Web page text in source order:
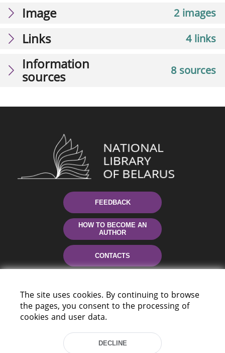
2 images
Image
4 links
Links
8 sources
Information
sources
FEEDBACK
HOW TO BECOME AN
AUTHOR
CONTACTS
The site uses cookies. By continuing to browse
the pages, you consent to the processing of
cookies and user data.
DECLINE